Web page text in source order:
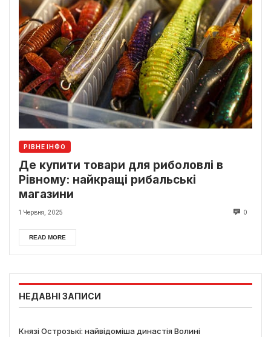
РІВНЕ ІНФО
Де купити товари для риболовлі в
Рівному: найкращі рибальські
магазини
1 Червня, 2025 0
READ MORE
НЕДАВНІ ЗАПИСИ
Князі Острозькі: найвідоміша династія Волині